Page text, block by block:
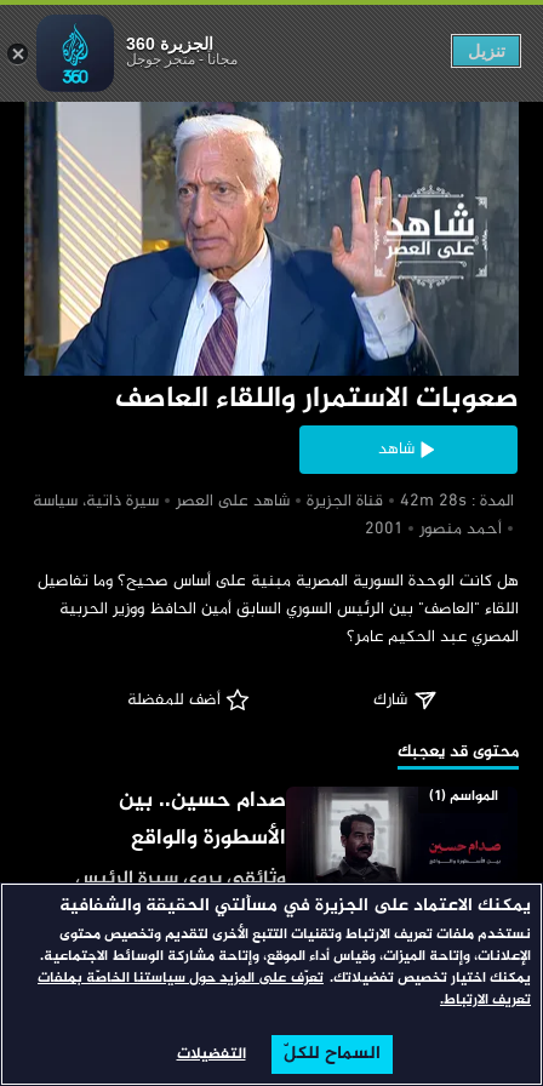
تصفح
‏صعوبات الاستمرار واللقاء العاصف
شاهد
‏ المدة : 42m 28s
‏قناة الجزيرة ‏شاهد على العصر
‏سيرة ذاتية، سياسة
‏أحمد منصور
المصري عبد الحكيم عامر؟
شارك
أضف للمفضلة
‏محتوى قد يعجبك
المواسم (1)
صدام حسين.. بين
الأسطورة والواقع
وثائقي يروي سيرة الرئيس
العراقي الراحل صدام حسين،
منذ نشأته وانضمامه لحزب
البعث، وصعود نجمه حتى
خطط لذلك.
المواسم (24) بلا حدود
وصناع القرار؛ ليعبروا عن آرائهم
واللقاء العاصف
الجزيرة 360
مجاناً-متجر جوجل تنزيل
يمكنك الاعتماد على الجزيرة في مسألتي الحقيقة والشفافية
نستخدم ملفات تعريف الارتباط وتقنيات التتبع الأخرى لتقديم وتخصيص محتوى
الإعلانات، وإتاحة الميزات، وقياس أداء الموقع، وإتاحة مشاركة الوسائط الاجتماعية.
يمكنك اختيار تخصيص تفضيلاتك. تعرّف على المزيد حول سياستنا الخاصّة بملفات
تعريف الارتباط.
التفضيلات السماح للكلّ